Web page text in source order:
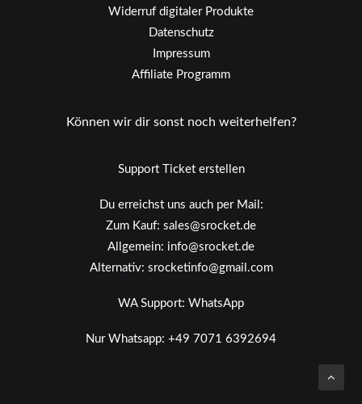
Widerruf digitaler Produkte
Datenschutz
Impressum
Affiliate Programm
Können wir dir sonst noch weiterhelfen?
Support Ticket erstellen
Du erreichst uns auch per Mail:
Zum Kauf: sales@srocket.de
Allgemein: info@srocket.de
Alternativ: srocketinfo@gmail.com
WA Support: WhatsApp
Nur Whatsapp: +49 7071 6392694